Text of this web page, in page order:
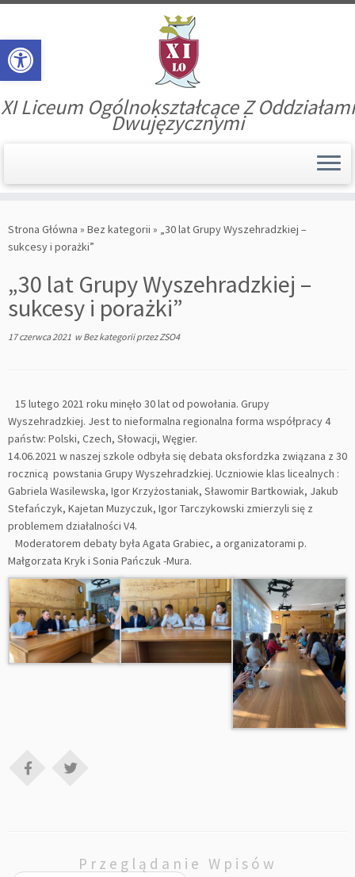
Open toolbar
to
content
XI Liceum Ogólnokształcące Z Oddziałami
Dwujęzycznymi
Strona Główna » Bez kategorii » „30 lat Grupy Wyszehradzkiej –
sukcesy i porażki”
„30 lat Grupy Wyszehradzkiej –
sukcesy i porażki”
17 czerwca 2021 wBez kategoriiprzezZSO4
15 lutego 2021 roku minęło 30 lat od powołania. Grupy
Wyszehradzkiej. Jest to nieformalna regionalna forma współpracy 4
państw: Polski, Czech, Słowacji, Węgier.
14.06.2021 w naszej szkole odbyła się debata oksfordzka związana z 30
rocznicą powstania Grupy Wyszehradzkiej. Uczniowie klas licealnych :
Gabriela Wasilewska, Igor Krzyżostaniak, Sławomir Bartkowiak, Jakub
Stefańczyk, Kajetan Muzyczuk, Igor Tarczykowski zmierzyli się z
problemem działalności V4.
Moderatorem debaty była Agata Grabiec, a organizatorami p.
Małgorzata Kryk i Sonia Pańczuk -Mura.
Przeglądanie Wpisów